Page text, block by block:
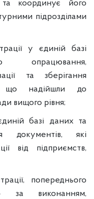
та координує його
підрозділами
у єдиній базі
опрацювання,
та зберігання
що надійшли до
вищого рівня;
базі даних та
документів, які
від підприємств,
попереднього
за виконанням,